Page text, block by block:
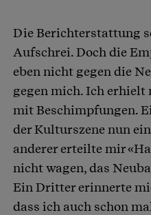
Die Berichterstattung
Aufschrei. Doch die
eben nicht gegen die
gegen mich. Ich erhielt
mit Beschimpfungen.
der Kulturszene nun
anderer erteilte mir
nicht wagen, das
Ein Dritter erinnerte
dass ich auch schon